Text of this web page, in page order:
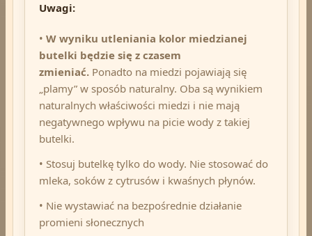
Uwagi:
• W wyniku utleniania kolor miedzianej
butelki będzie się z czasem
zmieniać. Ponadto na miedzi pojawiają się
„plamy” w sposób naturalny. Oba są wynikiem
naturalnych właściwości miedzi i nie mają
negatywnego wpływu na picie wody z takiej
butelki.
• Stosuj butelkę tylko do wody. Nie stosować do
mleka, soków z cytrusów i kwaśnych płynów.
• Nie wystawiać na bezpośrednie działanie
promieni słonecznych